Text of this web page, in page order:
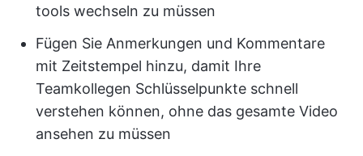
tools wechseln zu müssen
Fügen Sie Anmerkungen und Kommentare
mit Zeitstempel hinzu, damit Ihre
Teamkollegen Schlüsselpunkte schnell
verstehen können, ohne das gesamte Video
ansehen zu müssen